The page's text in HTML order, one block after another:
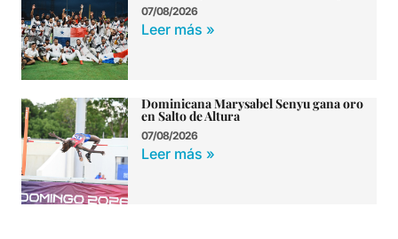
07/08/2026
Leer más »
Dominicana Marysabel Senyu gana oro
en Salto de Altura
07/08/2026
Leer más »